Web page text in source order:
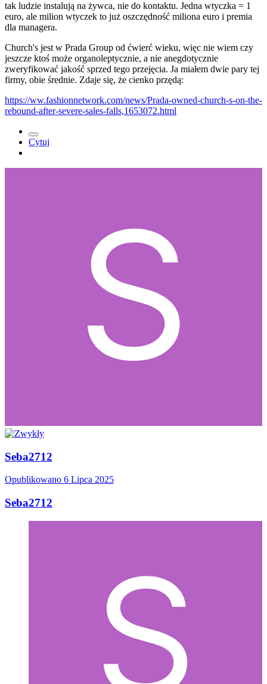
tak ludzie instalują na żywca, nie do kontaktu. Jedna wtyczka = 1
euro, ale milion wtyczek to już oszczędność miliona euro i premia
dla managera.
Church's jest w Prada Group od ćwierć wieku, więc nie wiem czy
jeszcze ktoś może organoleptycznie, a nie anegdotycznie
zweryfikować jakość sprzed tego przejęcia. Ja miałem dwie pary tej
firmy, obie średnie. Zdaje się, że cienko przędą:
https://ww.fashionnetwork.com/news/Prada-owned-church-s-on-the-
rebound-after-severe-sales-falls,1653072.html
Cytuj
Seba2712
Opublikowano 6 Lipca 2025
Seba2712